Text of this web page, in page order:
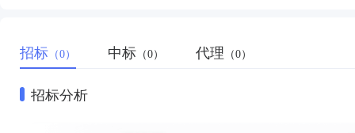
招标 （0） 中标 （0） 代理 （0）
招标分析